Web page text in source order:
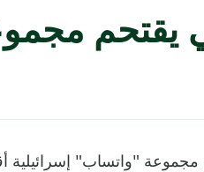
يقتحم
"واتساب" إسرائيلية